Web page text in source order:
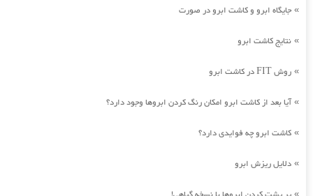
» جایگاه ابرو و کاشت ابرو در صورت
» نتایج کاشت ابرو
» روش FIT در کاشت ابرو
»آیا بعد از کاشت ابرو امکان رنگ کردن ابروها وجود دارد؟
» کاشت ابرو چه فوایدی دارد؟
» دلایل ریزش ابرو
»